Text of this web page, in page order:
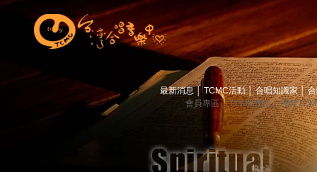
最新消息 TCMC活動│ 合唱知識家│
會員專區│ TCMC會訊│ 關於